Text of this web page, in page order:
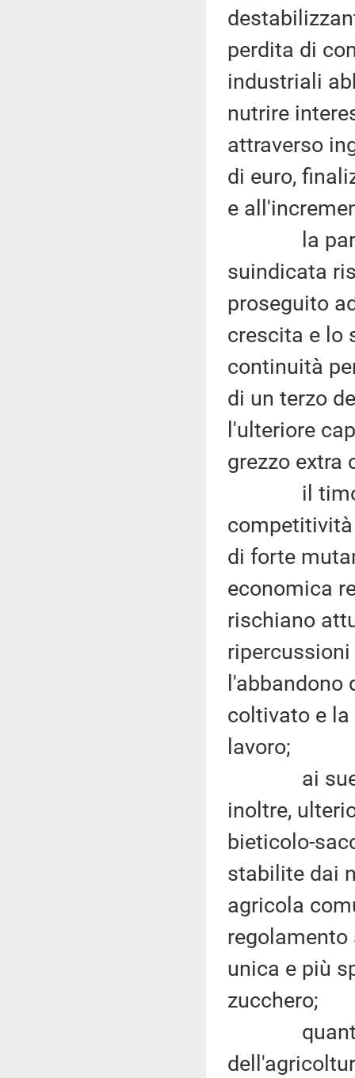
perdita di
industriali
nutrire
attraverso
di euro,
e
la parte
suindicata
proseguito
crescita e lo
continuità
di un terzo
l'ulteriore
grezzo extra
il
competitività
di forte
economica
rischiano
coltivato e
lavoro;
ai
inoltre,
bieticolo-
stabilite dai
agricola
unica e più
zucchero;
quanto